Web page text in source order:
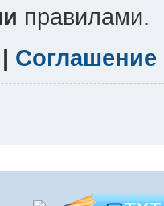
правилами.